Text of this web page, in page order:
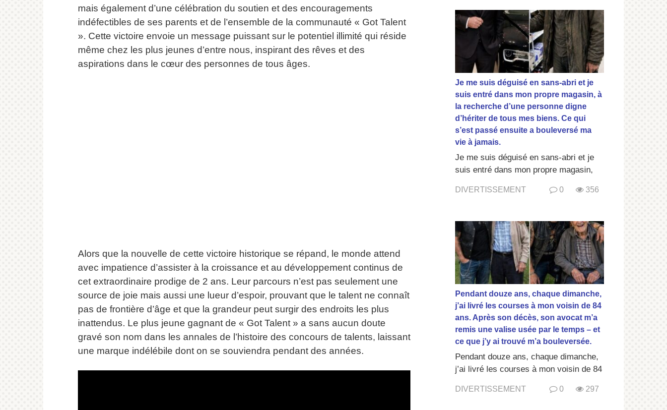
mais également d’une célébration du soutien et des encouragements
indéfectibles de ses parents et de l’ensemble de la communauté « Got Talent
». Cette victoire envoie un message puissant sur le potentiel illimité qui réside
même chez les plus jeunes d’entre nous, inspirant des rêves et des
aspirations dans le cœur des personnes de tous âges.
Alors que la nouvelle de cette victoire historique se répand, le monde attend
avec impatience d’assister à la croissance et au développement continus de
cet extraordinaire prodige de 2 ans. Leur parcours n’est pas seulement une
source de joie mais aussi une lueur d’espoir, prouvant que le talent ne connaît
pas de frontière d’âge et que la grandeur peut surgir des endroits les plus
inattendus. Le plus jeune gagnant de « Got Talent » a sans aucun doute
gravé son nom dans les annales de l’histoire des concours de talents, laissant
une marque indélébile dont on se souviendra pendant des années.
Je me suis déguisé en sans-abri et je
suis entré dans mon propre magasin, à
la recherche d’une personne digne
d’hériter de tous mes biens. Ce qui
s’est passé ensuite a bouleversé ma
vie à jamais.
Je me suis déguisé en sans-abri et je
suis entré dans mon propre magasin,
DIVERTISSEMENT 0 356
Pendant douze ans, chaque dimanche,
j’ai livré les courses à mon voisin de 84
ans. Après son décès, son avocat m’a
remis une valise usée par le temps – et
ce que j’y ai trouvé m’a bouleversée.
Pendant douze ans, chaque dimanche,
j’ai livré les courses à mon voisin de 84
DIVERTISSEMENT 0 297